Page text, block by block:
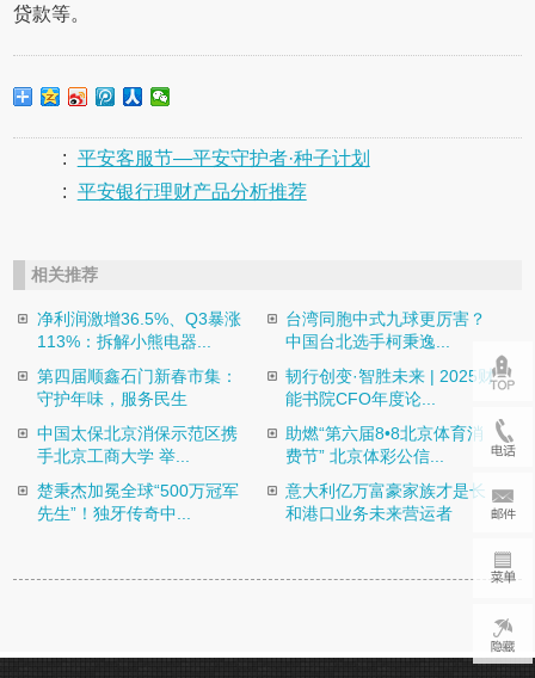
贷款等。
: 平安客服节—平安守护者·种子计划
: 平安银行理财产品分析推荐
相关推荐
净利润激增36.5%、Q3暴涨
113%：拆解小熊电器...
台湾同胞中式九球更厉害？
中国台北选手柯秉逸...
第四届顺鑫石门新春市集：
守护年味，服务民生
韧行创变·智胜未来 | 2025财
能书院CFO年度论...
中国太保北京消保示范区携
手北京工商大学 举...
助燃“第六届8•8北京体育消
费节” 北京体彩公信...
楚秉杰加冕全球“500万冠军
先生”！独牙传奇中...
意大利亿万富豪家族才是长
和港口业务未来营运者